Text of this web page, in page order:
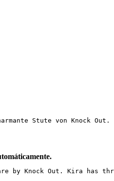
Stute von Knock
by Knock Out. Kira has